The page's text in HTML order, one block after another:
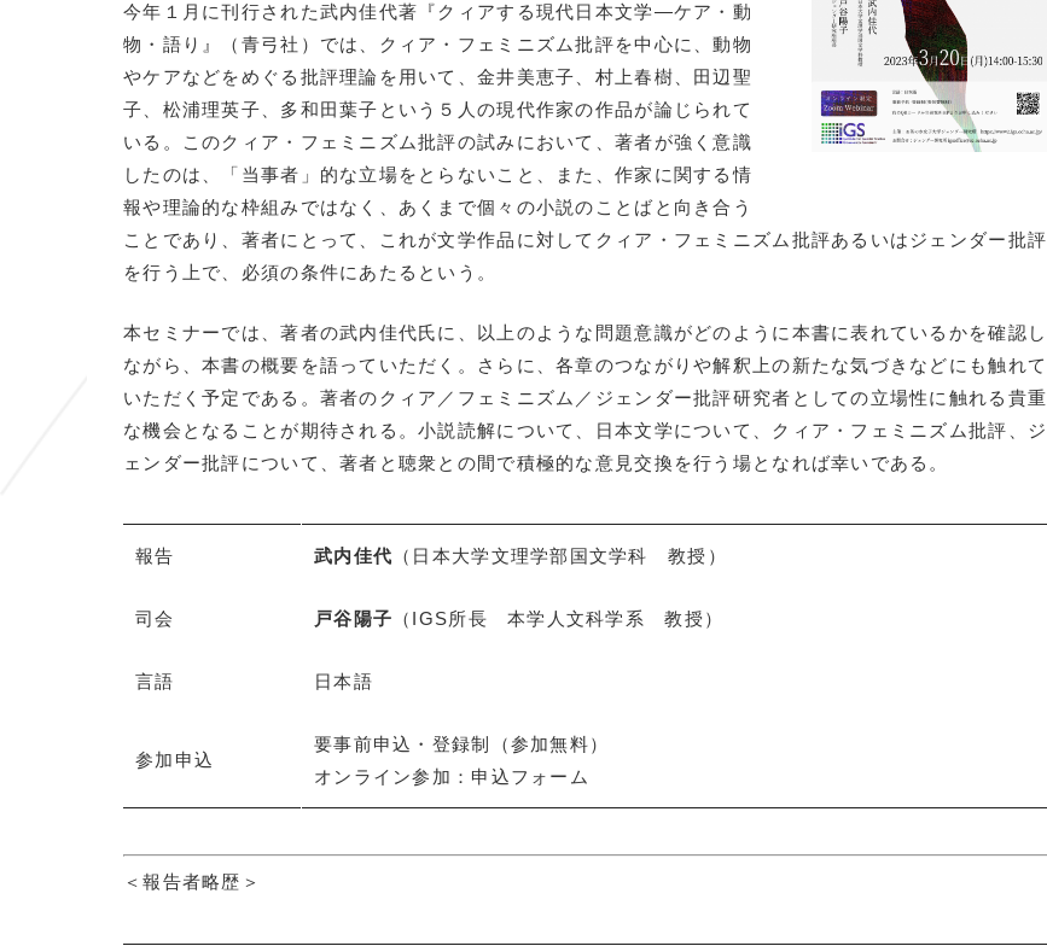
今年１月に刊行された武内佳代著『クィアする現代日本文学―ケア・動
物・語り』（青弓社）では、クィア・フェミニズム批評を中心に、動物
やケアなどをめぐる批評理論を用いて、金井美恵子、村上春樹、田辺聖
子、松浦理英子、多和田葉子という５人の現代作家の作品が論じられて
いる。このクィア・フェミニズム批評の試みにおいて、著者が強く意識
したのは、「当事者」的な立場をとらないこと、また、作家に関する情
報や理論的な枠組みではなく、あくまで個々の小説のことばと向き合う
ことであり、著者にとって、これが文学作品に対してクィア・フェミニズム批評あるいはジェンダー批評
を行う上で、必須の条件にあたるという。
本セミナーでは、著者の武内佳代氏に、以上のような問題意識がどのように本書に表れているかを確認し
ながら、本書の概要を語っていただく。さらに、各章のつながりや解釈上の新たな気づきなどにも触れて
いただく予定である。著者のクィア／フェミニズム／ジェンダー批評研究者としての立場性に触れる貴重
な機会となることが期待される。小説読解について、日本文学について、クィア・フェミニズム批評、ジ
ェンダー批評について、著者と聴衆との間で積極的な意見交換を行う場となれば幸いである。
報告 武内佳代 （日本大学文理学部国文学科 教授）
司会 戸谷陽子 （IGS所長 本学人文科学系 教授）
言語 日本語
参加申込
要事前申込・登録制（参加無料）
オンライン参加：申込フォーム
＜報告者略歴＞